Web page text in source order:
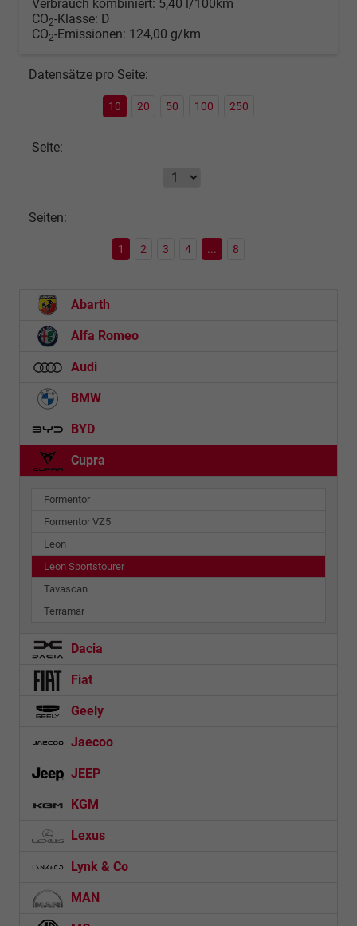
Verbrauch kombiniert: 5,40 l/100km
CO2-Klasse: D
CO2-Emissionen: 124,00 g/km
Datensätze pro Seite:
10 20 50 100 250
Seite:
Seiten:
1 2 3 4 ... 8
Abarth
Alfa Romeo
Audi
BMW
BYD
Cupra
Formentor
Formentor VZ5
Leon
Leon Sportstourer
Tavascan
Terramar
Dacia
Fiat
Geely
Jaecoo
JEEP
KGM
Lexus
Lynk & Co
MAN